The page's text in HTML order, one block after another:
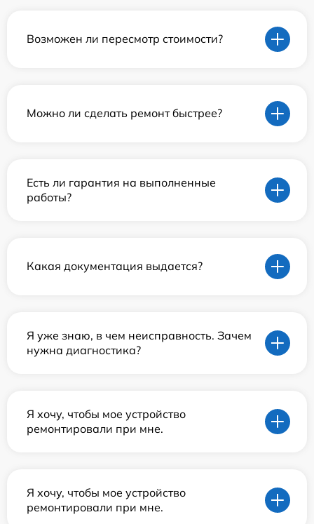
Возможен ли пересмотр стоимости?
Можно ли сделать ремонт быстрее?
Есть ли гарантия на выполненные
работы?
Какая документация выдается?
Я уже знаю, в чем неисправность. Зачем
нужна диагностика?
Я хочу, чтобы мое устройство
ремонтировали при мне.
Я хочу, чтобы мое устройство
ремонтировали при мне.